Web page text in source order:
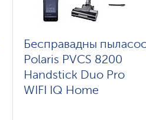
Бесправадны
Polaris PVCS 8200
Handstick Duo Pro
WIFI IQ Home